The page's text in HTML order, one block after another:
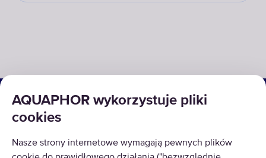
AQUAPHOR wykorzystuje pliki
cookies
Nasze strony internetowe wymagają pewnych plików
PRODUKTY
O NAS